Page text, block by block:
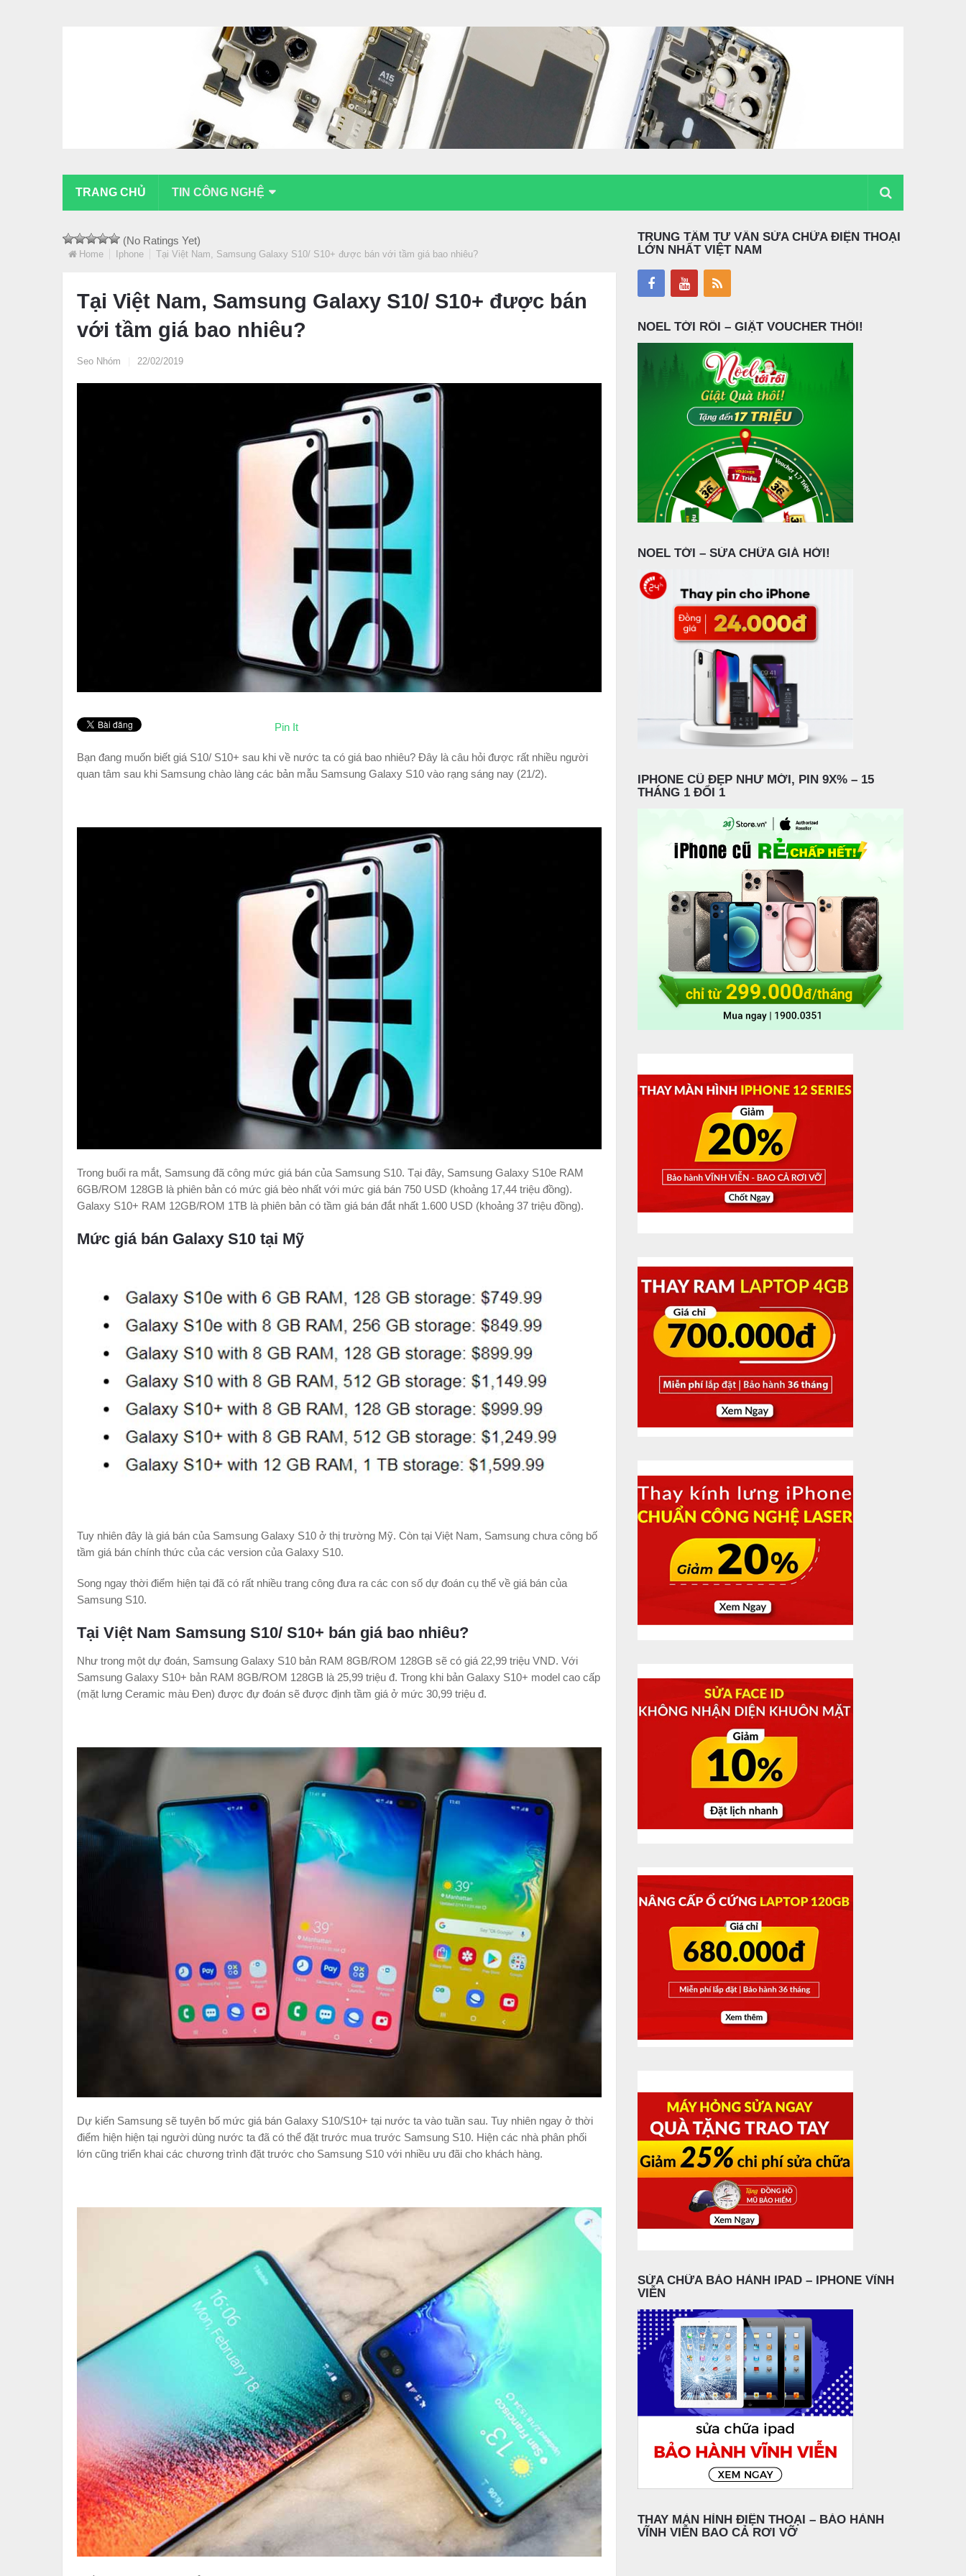
TRANG CHỦ TIN CÔNG NGHỆ
(No Ratings Yet)
Home Iphone Tại Việt Nam, Samsung Galaxy S10/ S10+ được bán với tầm giá bao nhiêu?
Tại Việt Nam, Samsung Galaxy S10/ S10+ được bán
với tầm giá bao nhiêu?
Seo Nhóm 22/02/2019
Pin It
Bạn đang muốn biết giá S10/ S10+ sau khi về nước ta có giá bao nhiêu? Đây là câu hỏi được rất nhiều người
quan tâm sau khi Samsung chào làng các bản mẫu Samsung Galaxy S10 vào rạng sáng nay (21/2).
Trong buổi ra mắt, Samsung đã công mức giá bán của Samsung S10. Tại đây, Samsung Galaxy S10e RAM
6GB/ROM 128GB là phiên bản có mức giá bèo nhất với mức giá bán 750 USD (khoảng 17,44 triệu đồng).
Galaxy S10+ RAM 12GB/ROM 1TB là phiên bản có tầm giá bán đắt nhất 1.600 USD (khoảng 37 triệu đồng).
Mức giá bán Galaxy S10 tại Mỹ
Tuy nhiên đây là giá bán của Samsung Galaxy S10 ở thị trường Mỹ. Còn tại Việt Nam, Samsung chưa công bố
tầm giá bán chính thức của các version của Galaxy S10.
Song ngay thời điểm hiện tại đã có rất nhiều trang công đưa ra các con số dự đoán cụ thể về giá bán của
Samsung S10.
Tại Việt Nam Samsung S10/ S10+ bán giá bao nhiêu?
Như trong một dự đoán, Samsung Galaxy S10 bản RAM 8GB/ROM 128GB sẽ có giá 22,99 triệu VND. Với
Samsung Galaxy S10+ bản RAM 8GB/ROM 128GB là 25,99 triệu đ. Trong khi bản Galaxy S10+ model cao cấp
(mặt lưng Ceramic màu Đen) được đự đoán sẽ được định tầm giá ở mức 30,99 triệu đ.
Dự kiến Samsung sẽ tuyên bố mức giá bán Galaxy S10/S10+ tại nước ta vào tuần sau. Tuy nhiên ngay ở thời
điểm hiện hiện tại người dùng nước ta đã có thể đặt trước mua trước Samsung S10. Hiện các nhà phân phối
lớn cũng triển khai các chương trình đặt trước cho Samsung S10 với nhiều ưu đãi cho khách hàng.
TRUNG TÂM TƯ VẤN SỬA CHỮA ĐIỆN THOẠI
LỚN NHẤT VIỆT NAM
NOEL TỚI RỒI – GIẬT VOUCHER THÔI!
NOEL TỚI – SỬA CHỮA GIÁ HỜI!
IPHONE CŨ ĐẸP NHƯ MỚI, PIN 9X% – 15
THÁNG 1 ĐỔI 1
SỬA CHỮA BẢO HÀNH IPAD – IPHONE VĨNH
VIỄN
THAY MÀN HÌNH ĐIỆN THOẠI – BẢO HÀNH
VĨNH VIỄN BAO CẢ RƠI VỠ